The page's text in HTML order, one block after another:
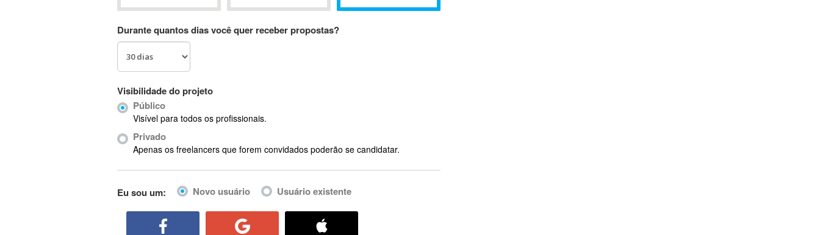
Ab Initio
ABIS
AbleCommerce
Ableton Live
Abstract Window Toolkit (AWT)
Durante quantos dias você quer receber propostas?
Visibilidade do projeto
Público
Visível para todos os profissionais.
Privado
Apenas os freelancers que forem convidados poderão se candidatar.
Eu sou um: Novo usuário Usuário existente